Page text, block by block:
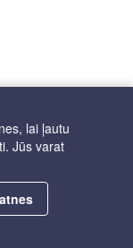
lai ļautu
Jūs varat